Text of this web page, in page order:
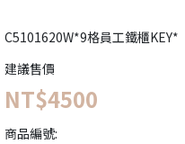
C5101620W*9格員工鐵櫃KEY*
建議售價
NT$4500
商品編號: